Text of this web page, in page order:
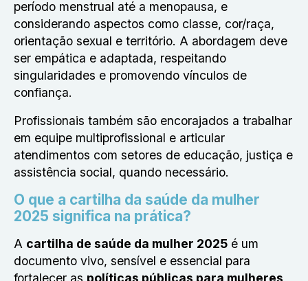
período menstrual até a menopausa, e
considerando aspectos como classe, cor/raça,
orientação sexual e território. A abordagem deve
ser empática e adaptada, respeitando
singularidades e promovendo vínculos de
confiança.
Profissionais também são encorajados a trabalhar
em equipe multiprofissional e articular
atendimentos com setores de educação, justiça e
assistência social, quando necessário.
O que a cartilha da saúde da mulher
2025 significa na prática?
A cartilha de saúde da mulher 2025 é um
documento vivo, sensível e essencial para
fortalecer as políticas públicas para mulheres